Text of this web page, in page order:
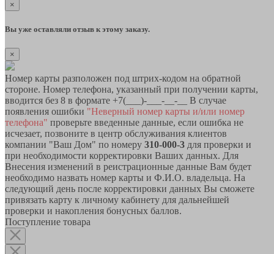
×
Вы уже оставляли отзыв к этому заказу.
×
Номер карты разположен под штрих-кодом на обратной
стороне. Номер телефона, указанный при получении карты,
вводится без 8 в формате +7(___)-___-__-__ В случае
появления ошибки "Неверный номер карты и/или номер
телефона" проверьте введенные данные, если ошибка не
исчезает, позвоните в центр обслуживания клиентов
компании "Ваш Дом" по номеру 310-000-3 для проверки и
при необходимости корректировки Ваших данных. Для
Внесения изменений в реистрационные данные Вам будет
необходимо назвать номер карты и Ф.И.О. владельца. На
следующий день после корректировки данных Вы сможете
привязать карту к личному кабинету для дальнейшей
проверки и накопления бонусных баллов.
Поступление товара